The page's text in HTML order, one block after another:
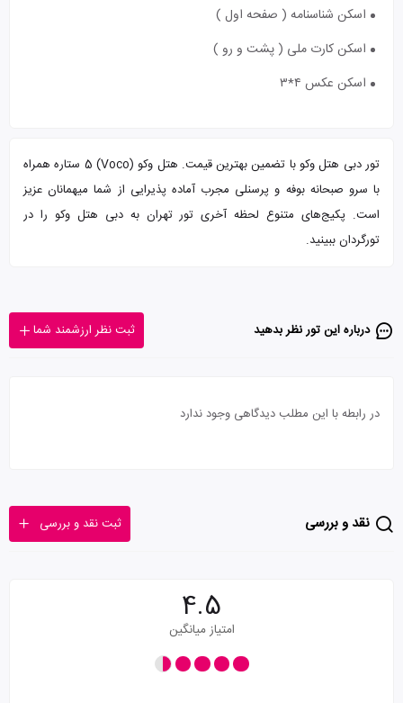
اسکن شناسنامه ( صفحه اول )
اسکن کارت ملی ( پشت و رو )
اسکن عکس ۴*۳
تور دبی هتل وکو با تضمین بهترین قیمت. هتل وکو (Voco) 5 ستاره همراه
با سرو صبحانه بوفه و پرسنلی مجرب آماده پذیرایی از شما میهمانان عزیز
است. پکیج‌های متنوع لحظه آخری تور تهران به دبی هتل وکو را در
تورگردان ببینید.
درباره این تور‌ نظر بدهید ثبت نظر ارزشمند شما
در رابطه با این مطلب دیدگاهی وجود ندارد
نقد و بررسی ثبت نقد و بررسی
4.5
امتیاز میانگین